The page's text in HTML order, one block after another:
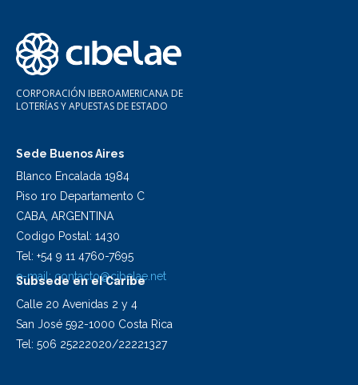
CORPORACIÓN IBEROAMERICANA DE
LOTERÍAS Y APUESTAS DE ESTADO
Sede Buenos Aires
Blanco Encalada 1984
Piso 1ro Departamento C
CABA, ARGENTINA
Codigo Postal: 1430
Tel: +54 9 11 4760-7695
e-mail: contacto@cibelae.net
Subsede en el Caribe
Calle 20 Avenidas 2 y 4
San José 592-1000 Costa Rica
Tel: 506 25222020/22221327